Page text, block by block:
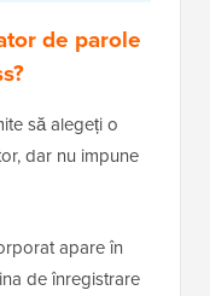
de parole
să alegeți o
dar nu impune
apare în
de înregistrare